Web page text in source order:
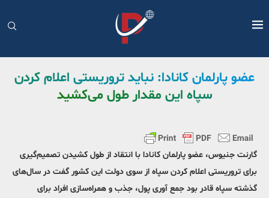
عضو پارلمان کانادا: نباید تروریستی اعلام کردن
سپاه این مقدار طول می‌کشید
گارنت جنیوس، عضو پارلمان کانادا با انتقاد از طول کشیدن تصمیم‌گیری
برای تروریستی اعلام کردن سپاه از سوی دولت این کشور گفت در سال‌های
گذشته سپاه قادر بود جمع آوری پول، جذب و همراه‌سازی افراد برای